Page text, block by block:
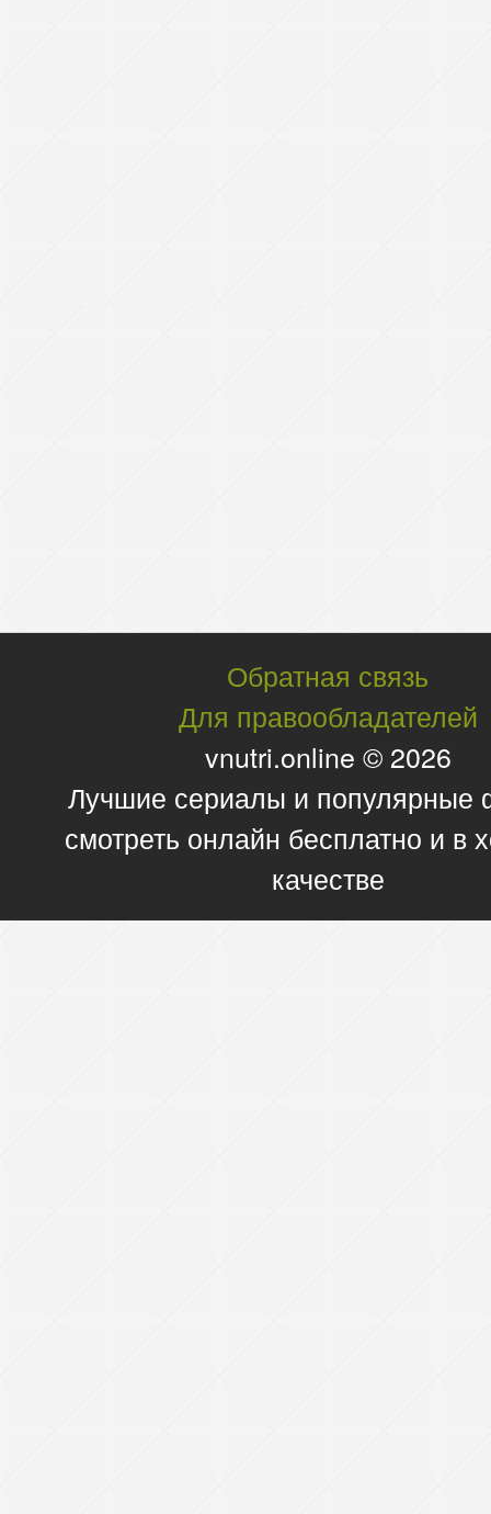
Обратная связь
Для правообладателей
vnutri.online © 2026
Лучшие сериалы и
смотреть онлайн бесплатно и в
качестве